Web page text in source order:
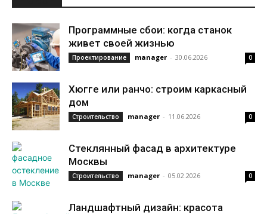
Программные сбои: когда станок
живет своей жизнью
Проектирование manager - 30.06.2026 0
Хюгге или ранчо: строим каркасный
дом
Строительство manager - 11.06.2026 0
Стеклянный фасад в архитектуре
Москвы
Строительство manager - 05.02.2026 0
Ландшафтный дизайн: красота